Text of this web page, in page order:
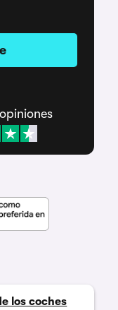
opiniones
los coches